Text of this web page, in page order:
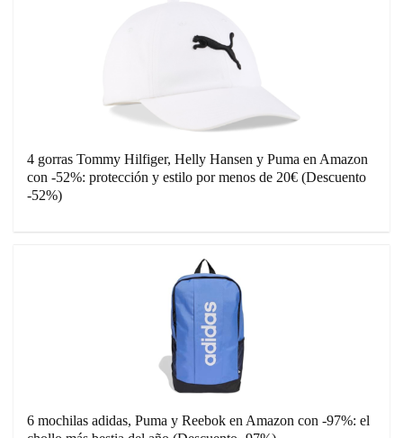
4 gorras Tommy Hilfiger, Helly Hansen y Puma en Amazon
con -52%: protección y estilo por menos de 20€ (Descuento
-52%)
6 mochilas adidas, Puma y Reebok en Amazon con -97%: el